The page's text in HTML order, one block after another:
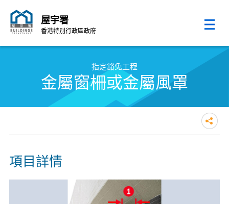
屋宇署
香港特別行政區政府
指定豁免工程
金屬窗柵或金屬風罩
項目詳情